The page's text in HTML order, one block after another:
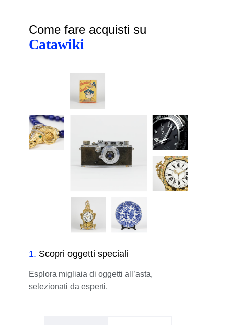
Come fare acquisti su
Catawiki
1. Scopri oggetti speciali
Esplora migliaia di oggetti all’asta,
selezionati da esperti.